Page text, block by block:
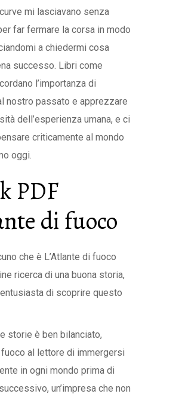
mi lasciavano senza
far fermare la corsa in modo
a chiedermi cosa
successo. Libri come
l’importanza di
nostro passato e apprezzare
dell’esperienza umana, e ci
criticamente al mondo
oggi.
PDF
di fuoco
che è L’Atlante di fuoco
ricerca di una buona storia,
di scoprire questo
storie è ben bilanciato,
fuoco al lettore di immergersi
in ogni mondo prima di
un’impresa che non